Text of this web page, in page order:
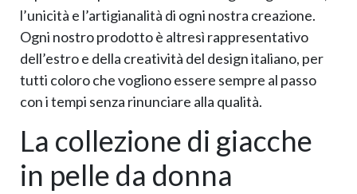
l’unicità e l’artigianalità di ogni nostra creazione.
Ogni nostro prodotto è altresì rappresentativo
dell’estro e della creatività del design italiano, per
tutti coloro che vogliono essere sempre al passo
con i tempi senza rinunciare alla qualità.
La collezione di giacche
in pelle da donna